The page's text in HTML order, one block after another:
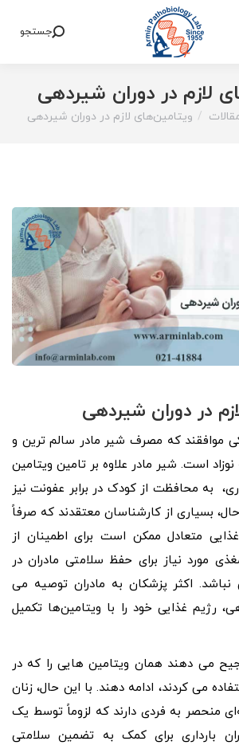
Search:
جستجو
لازم در دوران شیردهی
ویتامین‌های لازم در دوران شیردهی
در دوران شیردهی
موافقند که مصرف شیر مادر سالم ترین و
نوزاد است. شیر مادر علاوه بر تامین ویتامین
به محافظت از کودک در برابر عفونت نیز
بسیاری از کارشناسان معتقدند که صرفاً
متعادل ممکن است برای اطمینان از
مورد نیاز برای حفظ سلامتی مادران در
اکثر پزشکان به مادران توصیه می
رژیم غذایی خود را با ویتامین‌ها تکمیل
می دهند همان ویتامین هایی را که در
می کردند، ادامه دهند. با این حال، زنان
منحصر به فردی دارند که لزوماً توسط یک
بارداری برای کمک به تضمین سلامتی